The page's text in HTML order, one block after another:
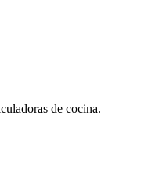
de cocina.